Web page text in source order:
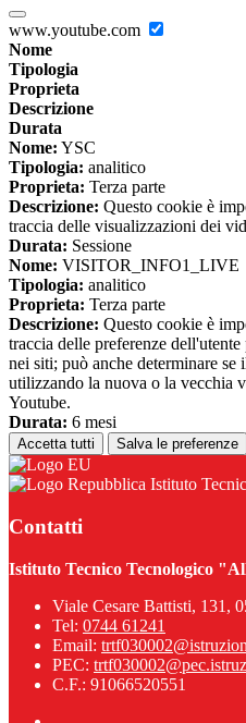
www.youtube.com
Nome
Tipologia
Proprieta
Descrizione
Durata
Nome: YSC
Tipologia: analitico
Proprieta: Terza parte
Descrizione: Questo cookie è
traccia delle visualizzazioni dei
Durata: Sessione
Nome: VISITOR_INFO1_LIVE
Tipologia: analitico
Proprieta: Terza parte
Descrizione: Questo cookie è
traccia delle preferenze
nei siti; può anche determinare se
utilizzando la nuova o la vecchia
Youtube.
Durata: 6 mesi
Accetta tutti Salva le preferenze
Istituto
Contatti
Istituto Tecnico Tecnologico
Viale Cesare Battisti, 131,
Tel: 0744 61241
Email:
PEC:
C.F.: 91066520551